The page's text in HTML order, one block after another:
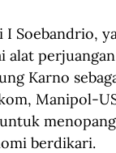
Soebandrio,
alat
Karno
Manipol-
berdikari.